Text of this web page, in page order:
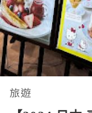
旅遊